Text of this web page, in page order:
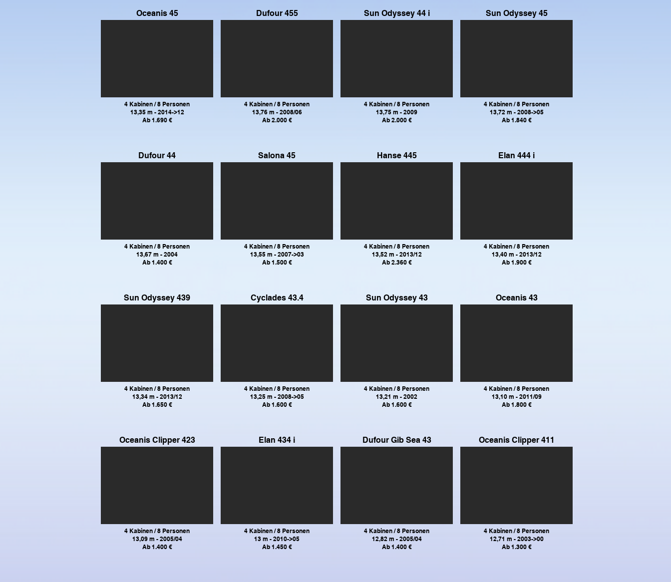
Oceanis 45
4 Kabinen / 8 Personen
13,35 m - 2014->12
Ab 1.690 €
Dufour 455
4 Kabinen / 8 Personen
13,76 m - 2008/06
Ab 2.000 €
Sun Odyssey 44 i
4 Kabinen / 8 Personen
13,75 m - 2009
Ab 2.000 €
Sun Odyssey 45
4 Kabinen / 8 Personen
13,72 m - 2008->05
Ab 1.840 €
Dufour 44
4 Kabinen / 8 Personen
13,67 m - 2004
Ab 1.400 €
Salona 45
4 Kabinen / 8 Personen
13,55 m - 2007->03
Ab 1.500 €
Hanse 445
4 Kabinen / 8 Personen
13,52 m - 2013/12
Ab 2.360 €
Elan 444 i
4 Kabinen / 8 Personen
13,40 m - 2013/12
Ab 1.900 €
Sun Odyssey 439
4 Kabinen / 8 Personen
13,34 m - 2013/12
Ab 1.650 €
Cyclades 43.4
4 Kabinen / 8 Personen
13,25 m - 2008->05
Ab 1.600 €
Sun Odyssey 43
4 Kabinen / 8 Personen
13,21 m - 2002
Ab 1.600 €
Oceanis 43
4 Kabinen / 8 Personen
13,10 m - 2011/09
Ab 1.800 €
Oceanis Clipper 423
4 Kabinen / 8 Personen
13,09 m - 2005/04
Ab 1.400 €
Elan 434 i
4 Kabinen / 8 Personen
13 m - 2010->05
Ab 1.450 €
Dufour Gib Sea 43
4 Kabinen / 8 Personen
12,82 m - 2005/04
Ab 1.400 €
Oceanis Clipper 411
4 Kabinen / 8 Personen
12,71 m - 2003->00
Ab 1.300 €